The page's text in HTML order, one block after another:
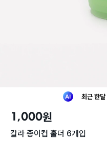
최근 한달
1,000원
칼라 종이컵 홀더 6개입